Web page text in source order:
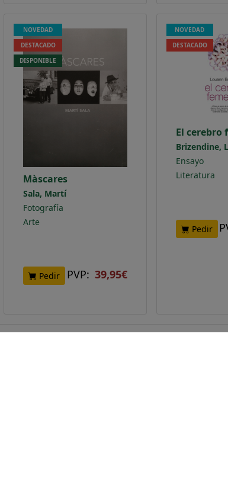
NOVEDAD
DESTACADO
DISPONIBLE
Màscares
Sala, Martí
Fotografía
Arte
Pedir PVP: 39,95€
NOVEDAD
DESTACADO
El cerebro
Brizendine,
Ensayo
Literatura
Pedir